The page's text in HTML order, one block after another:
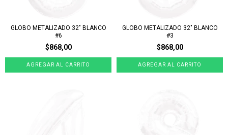
GLOBO METALIZADO 32" BLANCO
#6
$868,00
GLOBO METALIZADO 32" BLANCO
#3
$868,00